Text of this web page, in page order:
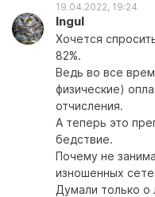
19.04.2022, 19:24
Ingul
Хочется
82%.
Ведь во все
физические)
отчисления.
А теперь это
бедствие.
Почему не
изношенных
Думали только о